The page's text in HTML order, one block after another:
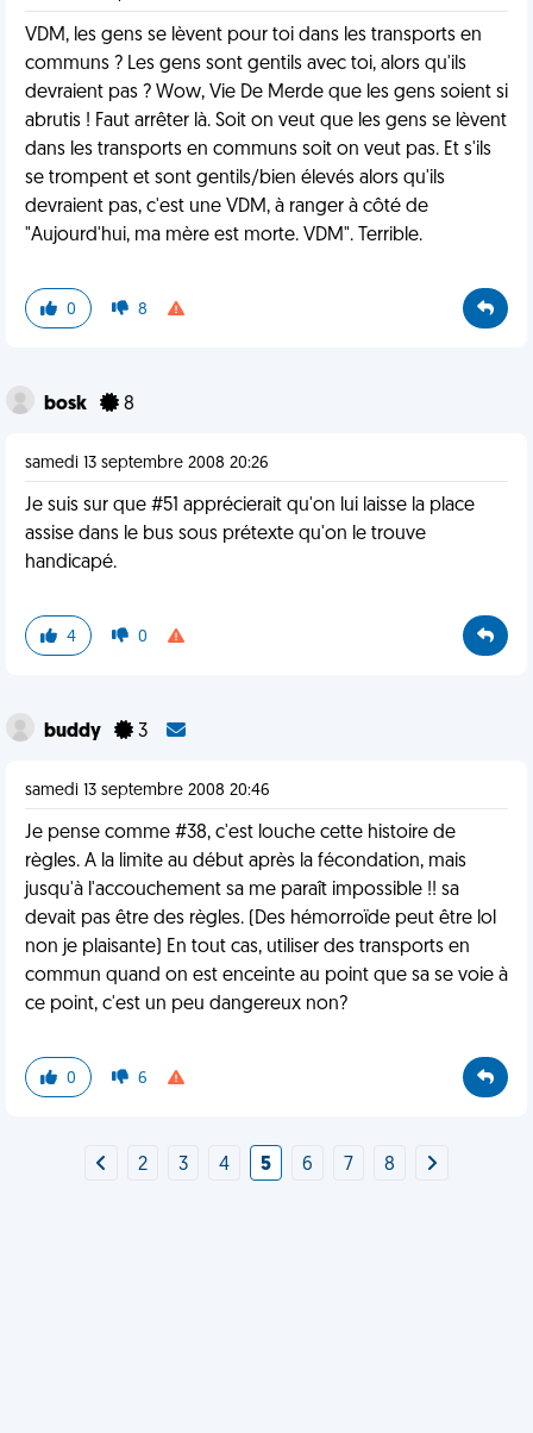
VDM, les gens se lèvent pour toi dans les transports en
communs ? Les gens sont gentils avec toi, alors qu'ils
devraient pas ? Wow, Vie De Merde que les gens soient si
abrutis ! Faut arrêter là. Soit on veut que les gens se lèvent
dans les transports en communs soit on veut pas. Et s'ils
se trompent et sont gentils/bien élevés alors qu'ils
devraient pas, c'est une VDM, à ranger à côté de
"Aujourd'hui, ma mère est morte. VDM". Terrible.
0 8
bosk 8
samedi 13 septembre 2008 20:26
Je suis sur que #51 apprécierait qu'on lui laisse la place
assise dans le bus sous prétexte qu'on le trouve
handicapé.
4 0
buddy 3
samedi 13 septembre 2008 20:46
Je pense comme #38, c'est louche cette histoire de
règles. A la limite au début après la fécondation, mais
jusqu'à l'accouchement sa me paraît impossible !! sa
devait pas être des règles. (Des hémorroïde peut être lol
non je plaisante) En tout cas, utiliser des transports en
commun quand on est enceinte au point que sa se voie à
ce point, c'est un peu dangereux non?
0 6
2 3 4 5 6 7 8